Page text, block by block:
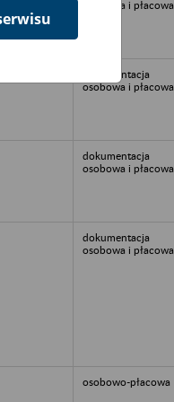
osobowa i płacowa
dokumentacja
osobowa i płacowa
dokumentacja
osobowa i płacowa
dokumentacja
osobowa i płacowa
osobowo-płacowa